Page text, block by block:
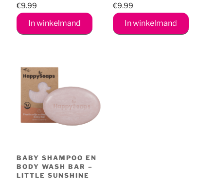
€9.99
In winkelmand
€9.99
In winkelmand
BABY SHAMPOO EN
BODY WASH BAR –
LITTLE SUNSHINE